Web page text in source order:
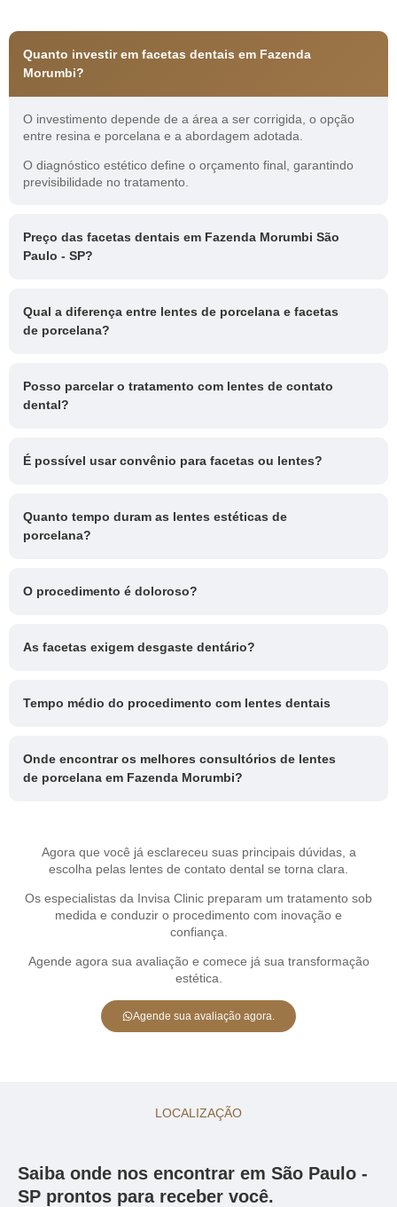
Quanto investir em facetas dentais em Fazenda
Morumbi?
O investimento depende de a área a ser corrigida, o opção
entre resina e porcelana e a abordagem adotada.
O diagnóstico estético define o orçamento final, garantindo
previsibilidade no tratamento.
Preço das facetas dentais em Fazenda Morumbi São
Paulo - SP?
Qual a diferença entre lentes de porcelana e facetas
de porcelana?
Posso parcelar o tratamento com lentes de contato
dental?
É possível usar convênio para facetas ou lentes?
Quanto tempo duram as lentes estéticas de
porcelana?
O procedimento é doloroso?
As facetas exigem desgaste dentário?
Tempo médio do procedimento com lentes dentais
Onde encontrar os melhores consultórios de lentes
de porcelana em Fazenda Morumbi?
Agora que você já esclareceu suas principais dúvidas, a
escolha pelas lentes de contato dental se torna clara.
Os especialistas da Invisa Clinic preparam um tratamento sob
medida e conduzir o procedimento com inovação e
confiança.
Agende agora sua avaliação e comece já sua transformação
estética.
Agende sua avaliação agora.
LOCALIZAÇÃO
Saiba onde nos encontrar em São Paulo -
SP prontos para receber você.